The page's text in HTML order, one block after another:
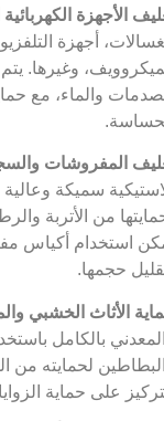
الأجهزة
أجهزة
وغيرها.
والماء، مع
المفروشات
سميكة وعالية
من الأتربة
استخدام أكياس
حجمها.
الأثاث الخشبي
بالكامل
لحمايته من
على حماية